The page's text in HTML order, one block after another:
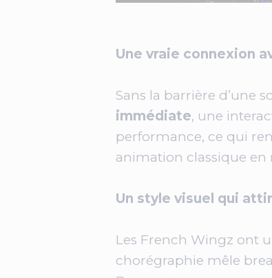
Une vraie connexion
Sans la barrière d’une
immédiate, une
performance, ce qui
animation classique
Un style visuel qui
Les French Wingz ont
chorégraphie mêle